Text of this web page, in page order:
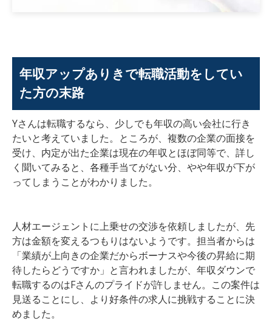
年収アップありきで転職活動をしてい
た方の末路
Yさんは転職するなら、少しでも年収の高い会社に行き
たいと考えていました。ところが、複数の企業の面接を
受け、内定が出た企業は現在の年収とほぼ同等で、詳し
く聞いてみると、各種手当てがない分、やや年収が下が
ってしまうことがわかりました。
人材エージェントに上乗せの交渉を依頼しましたが、先
方は金額を変えるつもりはないようです。担当者からは
「業績が上向きの企業だからボーナスや今後の昇給に期
待したらどうですか」と言われましたが、年収ダウンで
転職するのはFさんのプライドが許しません。この案件は
見送ることにし、より好条件の求人に挑戦することに決
めました。